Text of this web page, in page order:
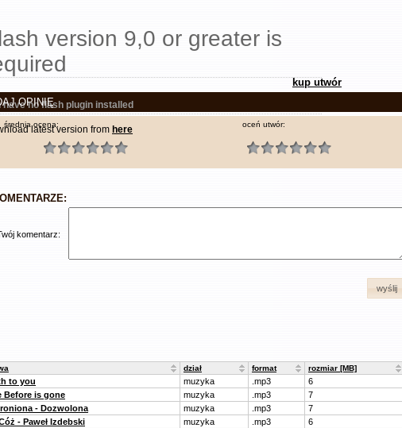
version 9,0 or greater is
have no flash plugin installed
latest version from here
kup utwór
OPINIĘ
średnia ocena: oceń utwór:
komentarz:
wyślij
dział format rozmiar [MB]
to you muzyka .mp3 6
Before is gone
muzyka .mp3 7
- Dozwolona
muzyka .mp3 7
- Paweł Izdebski
muzyka .mp3 6